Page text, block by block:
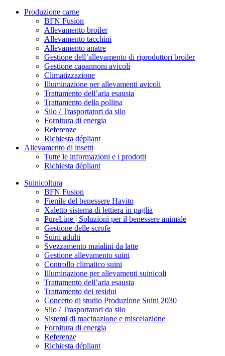
Produzione carne
BFN Fusion
Allevamento broiler
Allevamento tacchini
Allevamento anatre
Gestione dell’allevamento di riproduttori broiler
Gestione capannoni avicoli
Climatizzazione
Illuminazione per allevamenti avicoli
Trattamento dell’aria esausta
Trattamento della pollina
Silo / Trasportatori da silo
Fornitura di energia
Referenze
Richiesta dépliant
Allevamento di insetti
Tutte le informazioni e i prodotti
Richiesta dépliant
Suinicoltura
BFN Fusion
Fienile del benessere Havito
Xaletto sistema di lettiera in paglia
PureLine | Soluzioni per il benessere animale
Gestione delle scrofe
Suini adulti
Svezzamento maialini da latte
Gestione allevamento suini
Controllo climatico suini
Illuminazione per allevamenti suinicoli
Trattamento dell’aria esausta
Trattamento dei residui
Concetto di studio Produzione Suini 2030
Silo / Trasportatori da silo
Sistemi di macinazione e miscelazione
Fornitura di energia
Referenze
Richiesta dépliant